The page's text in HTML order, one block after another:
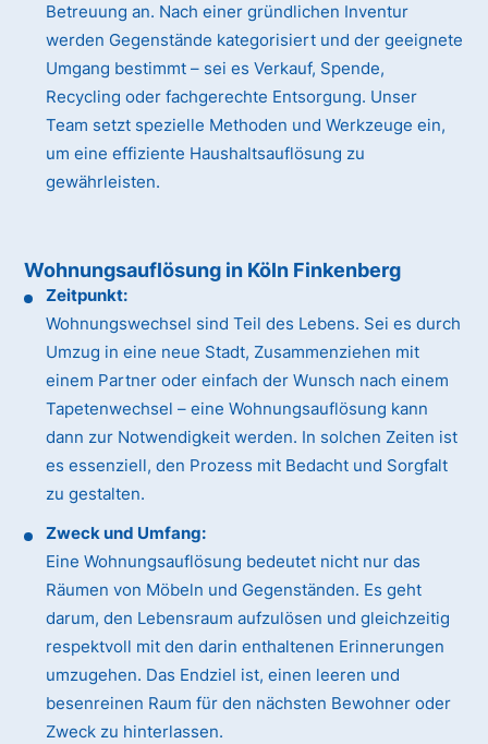
Betreuung an. Nach einer gründlichen Inventur
werden Gegenstände kategorisiert und der geeignete
Umgang bestimmt – sei es Verkauf, Spende,
Recycling oder fachgerechte Entsorgung. Unser
Team setzt spezielle Methoden und Werkzeuge ein,
um eine effiziente Haushaltsauflösung zu
gewährleisten.
Wohnungsauflösung in Köln Finkenberg
Zeitpunkt:
Wohnungswechsel sind Teil des Lebens. Sei es durch
Umzug in eine neue Stadt, Zusammenziehen mit
einem Partner oder einfach der Wunsch nach einem
Tapetenwechsel – eine Wohnungsauflösung kann
dann zur Notwendigkeit werden. In solchen Zeiten ist
es essenziell, den Prozess mit Bedacht und Sorgfalt
zu gestalten.
Zweck und Umfang:
Eine Wohnungsauflösung bedeutet nicht nur das
Räumen von Möbeln und Gegenständen. Es geht
darum, den Lebensraum aufzulösen und gleichzeitig
respektvoll mit den darin enthaltenen Erinnerungen
umzugehen. Das Endziel ist, einen leeren und
besenreinen Raum für den nächsten Bewohner oder
Zweck zu hinterlassen.